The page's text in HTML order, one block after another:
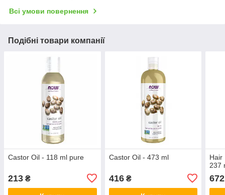
Всі умови повернення
Подібні товари компанії
Castor Oil - 118 ml pure
213 ₴
Castor Oil - 473 ml
416₴
Hair
237
672